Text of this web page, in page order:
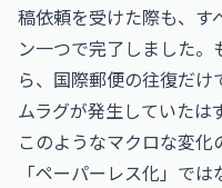
稿依頼を受けた際も、す
ン一つで完了しました
ら、国際郵便の往復だけ
ムラグが発生していたは
このようなマクロな変
「ペーパーレス化」で